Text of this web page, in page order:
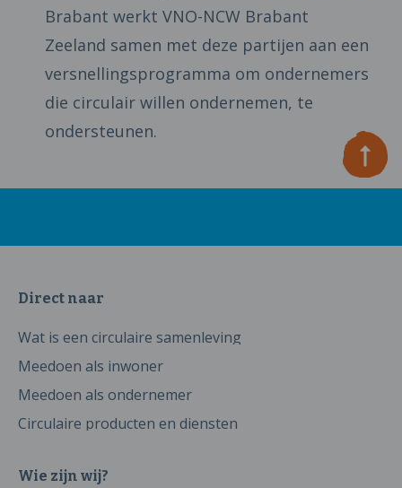
Brabant werkt VNO-NCW Brabant
Zeeland samen met deze partijen aan een
versnellingsprogramma om ondernemers
die circulair willen ondernemen, te
ondersteunen.
Direct naar
Wat is een circulaire samenleving
Meedoen als inwoner
Meedoen als ondernemer
Circulaire producten en diensten
Wie zijn wij?